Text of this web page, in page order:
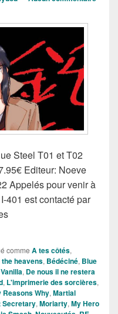
Steel T01 et T02
Editeur: Noeve
Appelés pour venir à
401 est contacté par
Mangas de la Semaine
comme A tes côtés,
heavens, Bédéciné, Blue
, De nous il ne restera
, L'imprimerie des sorcières,
Reasons Why, Martial
Secretary, Moriarty, My Hero